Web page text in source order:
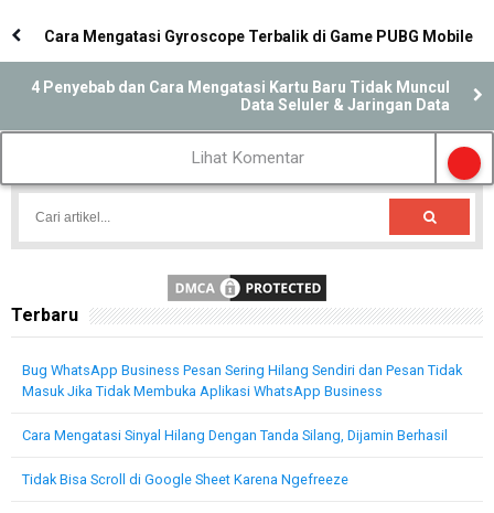
Cara Mengatasi Gyroscope Terbalik di Game PUBG Mobile
4 Penyebab dan Cara Mengatasi Kartu Baru Tidak Muncul
Data Seluler & Jaringan Data
Lihat Komentar
Terbaru
Bug WhatsApp Business Pesan Sering Hilang Sendiri dan Pesan Tidak
Masuk Jika Tidak Membuka Aplikasi WhatsApp Business
Cara Mengatasi Sinyal Hilang Dengan Tanda Silang, Dijamin Berhasil
Tidak Bisa Scroll di Google Sheet Karena Ngefreeze